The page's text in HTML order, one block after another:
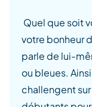
Quel que soit
votre bonheur
parle de lui-
ou bleues.
challengent